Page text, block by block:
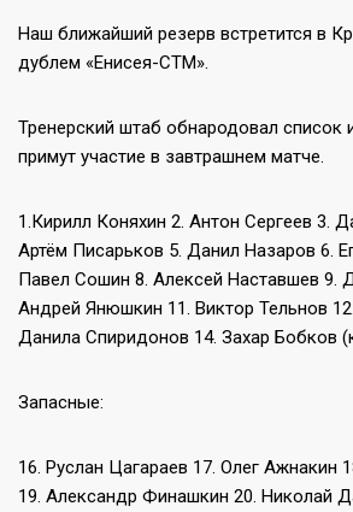
Наш ближайший резерв встретится в
дублем «Енисея-СТМ».
Тренерский штаб обнародовал список
примут участие в завтрашнем матче.
1.Кирилл Коняхин 2. Антон Сергеев 3.
Артём Писарьков 5. Данил Назаров 6.
Павел Сошин 8. Алексей Наставшев 9.
Андрей Янюшкин 11. Виктор Тельнов
Данила Спиридонов 14. Захар Бобков
Запасные:
16. Руслан Цагараев 17. Олег Ажнакин
19. Александр Финашкин 20. Николай